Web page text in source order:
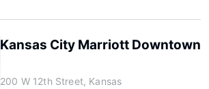
Kansas City Marriott Downtown
200 W 12th Street, Kansas